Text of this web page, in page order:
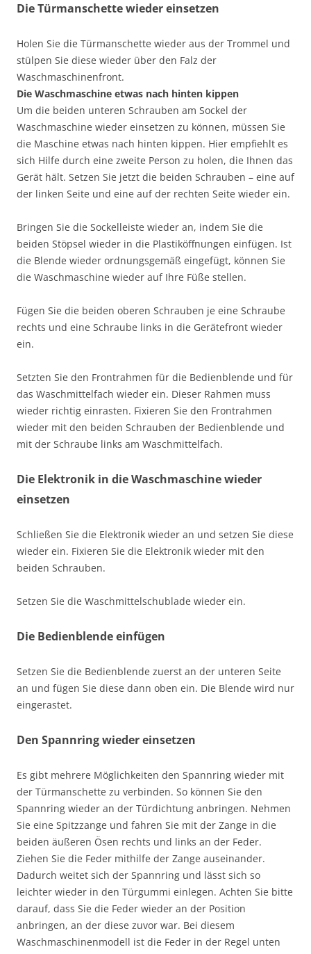
Die Türmanschette wieder einsetzen
Holen Sie die Türmanschette wieder aus der Trommel und
stülpen Sie diese wieder über den Falz der
Waschmaschinenfront.
Die Waschmaschine etwas nach hinten kippen
Um die beiden unteren Schrauben am Sockel der
Waschmaschine wieder einsetzen zu können, müssen Sie
die Maschine etwas nach hinten kippen. Hier empfiehlt es
sich Hilfe durch eine zweite Person zu holen, die Ihnen das
Gerät hält. Setzen Sie jetzt die beiden Schrauben – eine auf
der linken Seite und eine auf der rechten Seite wieder ein.
Bringen Sie die Sockelleiste wieder an, indem Sie die
beiden Stöpsel wieder in die Plastiköffnungen einfügen. Ist
die Blende wieder ordnungsgemäß eingefügt, können Sie
die Waschmaschine wieder auf Ihre Füße stellen.
Fügen Sie die beiden oberen Schrauben je eine Schraube
rechts und eine Schraube links in die Gerätefront wieder
ein.
Setzten Sie den Frontrahmen für die Bedienblende und für
das Waschmittelfach wieder ein. Dieser Rahmen muss
wieder richtig einrasten. Fixieren Sie den Frontrahmen
wieder mit den beiden Schrauben der Bedienblende und
mit der Schraube links am Waschmittelfach.
Die Elektronik in die Waschmaschine wieder
einsetzen
Schließen Sie die Elektronik wieder an und setzen Sie diese
wieder ein. Fixieren Sie die Elektronik wieder mit den
beiden Schrauben.
Setzen Sie die Waschmittelschublade wieder ein.
Die Bedienblende einfügen
Setzen Sie die Bedienblende zuerst an der unteren Seite
an und fügen Sie diese dann oben ein. Die Blende wird nur
eingerastet.
Den Spannring wieder einsetzen
Es gibt mehrere Möglichkeiten den Spannring wieder mit
der Türmanschette zu verbinden. So können Sie den
Spannring wieder an der Türdichtung anbringen. Nehmen
Sie eine Spitzzange und fahren Sie mit der Zange in die
beiden äußeren Ösen rechts und links an der Feder.
Ziehen Sie die Feder mithilfe der Zange auseinander.
Dadurch weitet sich der Spannring und lässt sich so
leichter wieder in den Türgummi einlegen. Achten Sie bitte
darauf, dass Sie die Feder wieder an der Position
anbringen, an der diese zuvor war. Bei diesem
Waschmaschinenmodell ist die Feder in der Regel unten